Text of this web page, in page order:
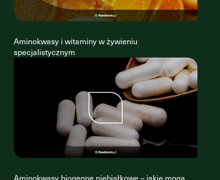
Aminokwasy i witaminy w żywieniu
specjalistycznym
Aminokwasy biogenne niebiałkowe – jakie mogą